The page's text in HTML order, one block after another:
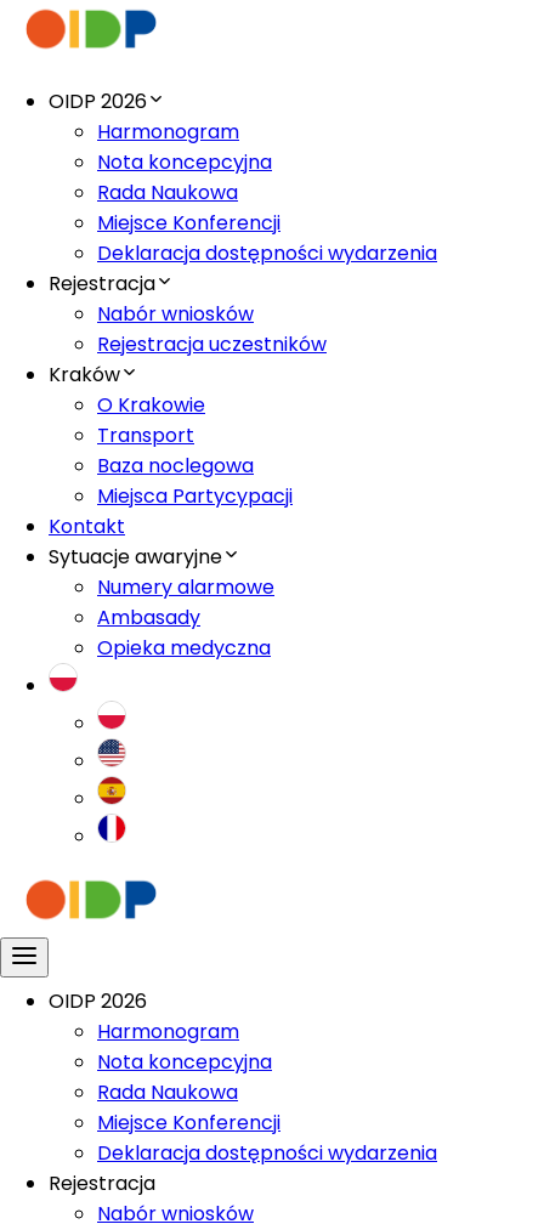
OIDP 2026
Harmonogram
Nota koncepcyjna
Rada Naukowa
Miejsce Konferencji
Deklaracja dostępności wydarzenia
Rejestracja
Nabór wniosków
Rejestracja uczestników
Kraków
O Krakowie
Transport
Baza noclegowa
Miejsca Partycypacji
Kontakt
Sytuacje awaryjne
Numery alarmowe
Ambasady
Opieka medyczna
OIDP 2026
Harmonogram
Nota koncepcyjna
Rada Naukowa
Miejsce Konferencji
Deklaracja dostępności wydarzenia
Rejestracja
Nabór wniosków